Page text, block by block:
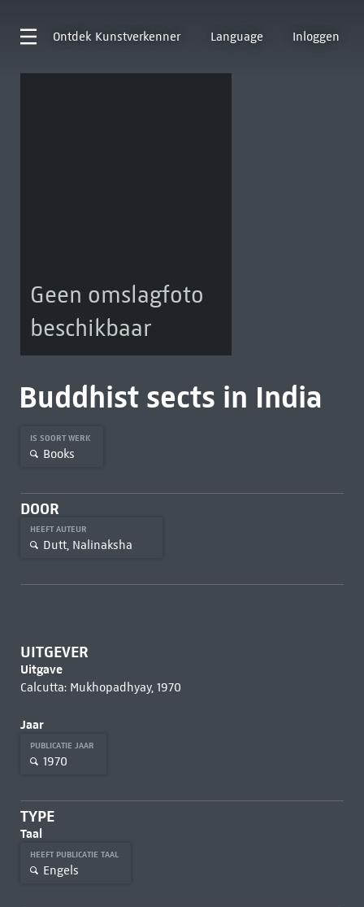
Ontdek Kunstverkenner Language Inloggen
Geen omslagfoto
beschikbaar
Buddhist sects in India
IS SOORT WERK
Books
DOOR
HEEFT AUTEUR
Dutt, Nalinaksha
UITGEVER
Uitgave
Calcutta: Mukhopadhyay, 1970
Jaar
PUBLICATIE JAAR
1970
TYPE
Taal
HEEFT PUBLICATIE TAAL
Engels